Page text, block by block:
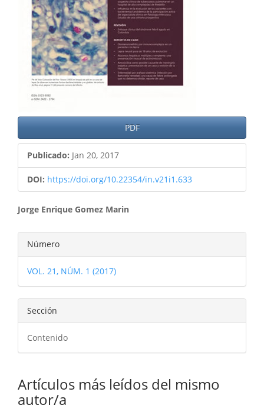
PDF
Publicado: Jan 20, 2017
DOI: https://doi.org/10.22354/in.v21i1.633
Contenido
principal
del
artículo
Jorge Enrique Gomez Marin
Detalles
del
artículo
Número
VOL. 21, NÚM. 1 (2017)
Sección
Contenido
Artículos más leídos del mismo
autor/a